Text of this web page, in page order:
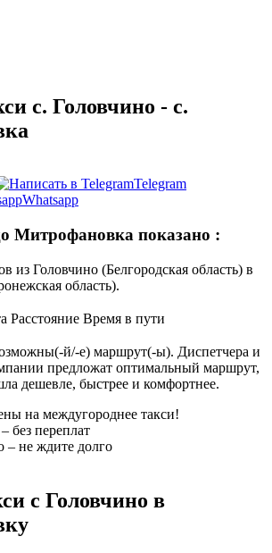
с. Головчино - с.
Telegram
Whatsapp
Митрофановка показано :
из Головчино (Белгородская область) в
область).
Расстояние Время в пути
й/-е) маршрут(-ы). Диспетчера и
предложат оптимальный маршрут,
дешевле, быстрее и комфортнее.
на междугороднее такси!
без переплат
– не ждите долго
с Головчино в